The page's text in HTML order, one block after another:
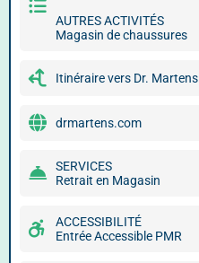
AUTRES ACTIVITÉS
Magasin de chaussures
Itinéraire vers Dr. Martens
drmartens.com
SERVICES
Retrait en Magasin
ACCESSIBILITÉ
Entrée Accessible PMR